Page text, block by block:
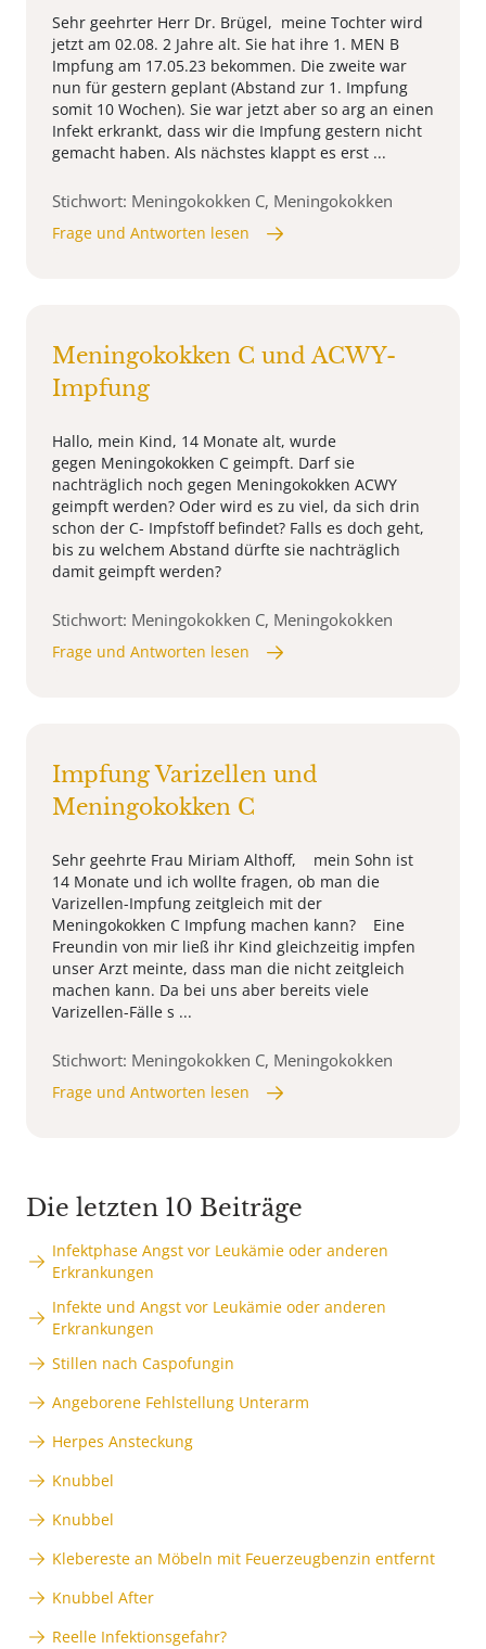
Sehr geehrter Herr Dr. Brügel, meine Tochter wird
jetzt am 02.08. 2 Jahre alt. Sie hat ihre 1. MEN B
Impfung am 17.05.23 bekommen. Die zweite war
nun für gestern geplant (Abstand zur 1. Impfung
somit 10 Wochen). Sie war jetzt aber so arg an einen
Infekt erkrankt, dass wir die Impfung gestern nicht
gemacht haben. Als nächstes klappt es erst ...
Stichwort: Meningokokken C, Meningokokken
Frage und Antworten lesen
Meningokokken C und ACWY-
Impfung
Hallo, mein Kind, 14 Monate alt, wurde
gegen Meningokokken C geimpft. Darf sie
nachträglich noch gegen Meningokokken ACWY
geimpft werden? Oder wird es zu viel, da sich drin
schon der C- Impfstoff befindet? Falls es doch geht,
bis zu welchem Abstand dürfte sie nachträglich
damit geimpft werden?
Stichwort: Meningokokken C, Meningokokken
Frage und Antworten lesen
Impfung Varizellen und
Meningokokken C
Sehr geehrte Frau Miriam Althoff, mein Sohn ist
14 Monate und ich wollte fragen, ob man die
Varizellen-Impfung zeitgleich mit der
Meningokokken C Impfung machen kann? Eine
Freundin von mir ließ ihr Kind gleichzeitig impfen
unser Arzt meinte, dass man die nicht zeitgleich
machen kann. Da bei uns aber bereits viele
Varizellen-Fälle s ...
Stichwort: Meningokokken C, Meningokokken
Frage und Antworten lesen
Die letzten 10 Beiträge
Infektphase Angst vor Leukämie oder anderen
Erkrankungen
Infekte und Angst vor Leukämie oder anderen
Erkrankungen
Stillen nach Caspofungin
Angeborene Fehlstellung Unterarm
Herpes Ansteckung
Knubbel
Knubbel
Klebereste an Möbeln mit Feuerzeugbenzin entfernt
Knubbel After
Reelle Infektionsgefahr?